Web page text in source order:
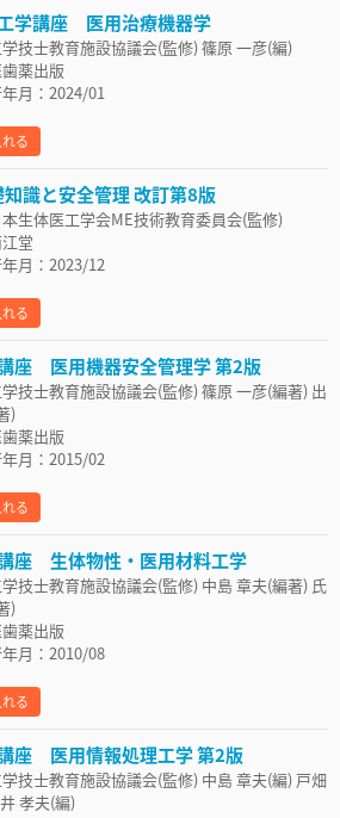
学講座 医用治療機器学
技士教育施設協議会(監修) 篠原 一彦(編)
薬出版
月：2024/01
る
知識と安全管理 改訂第8版
本生体医工学会ME技術教育委員会(監修)
堂
月：2023/12
る
座 医用機器安全管理学 第2版
技士教育施設協議会(監修) 篠原 一彦(編著) 出
)
薬出版
月：2015/02
る
座 生体物性・医用材料工学
技士教育施設協議会(監修) 中島 章夫(編著) 氏
)
薬出版
月：2010/08
る
座 医用情報処理工学 第2版
技士教育施設協議会(監修) 中島 章夫(編) 戸畑
孝夫(編)